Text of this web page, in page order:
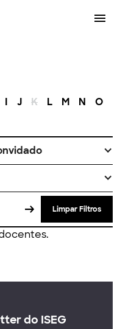
I J K L M N O
Limpar Filtros
do ISEG